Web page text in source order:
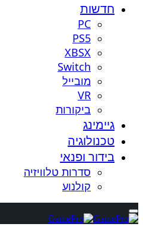
חדשות
PC
PS5
XBSX
Switch
מובייל
VR
ביקורות
גיימינג
טכנולוגיה
בידור ופנאי
סדרות טלוויזיה
קולנוע